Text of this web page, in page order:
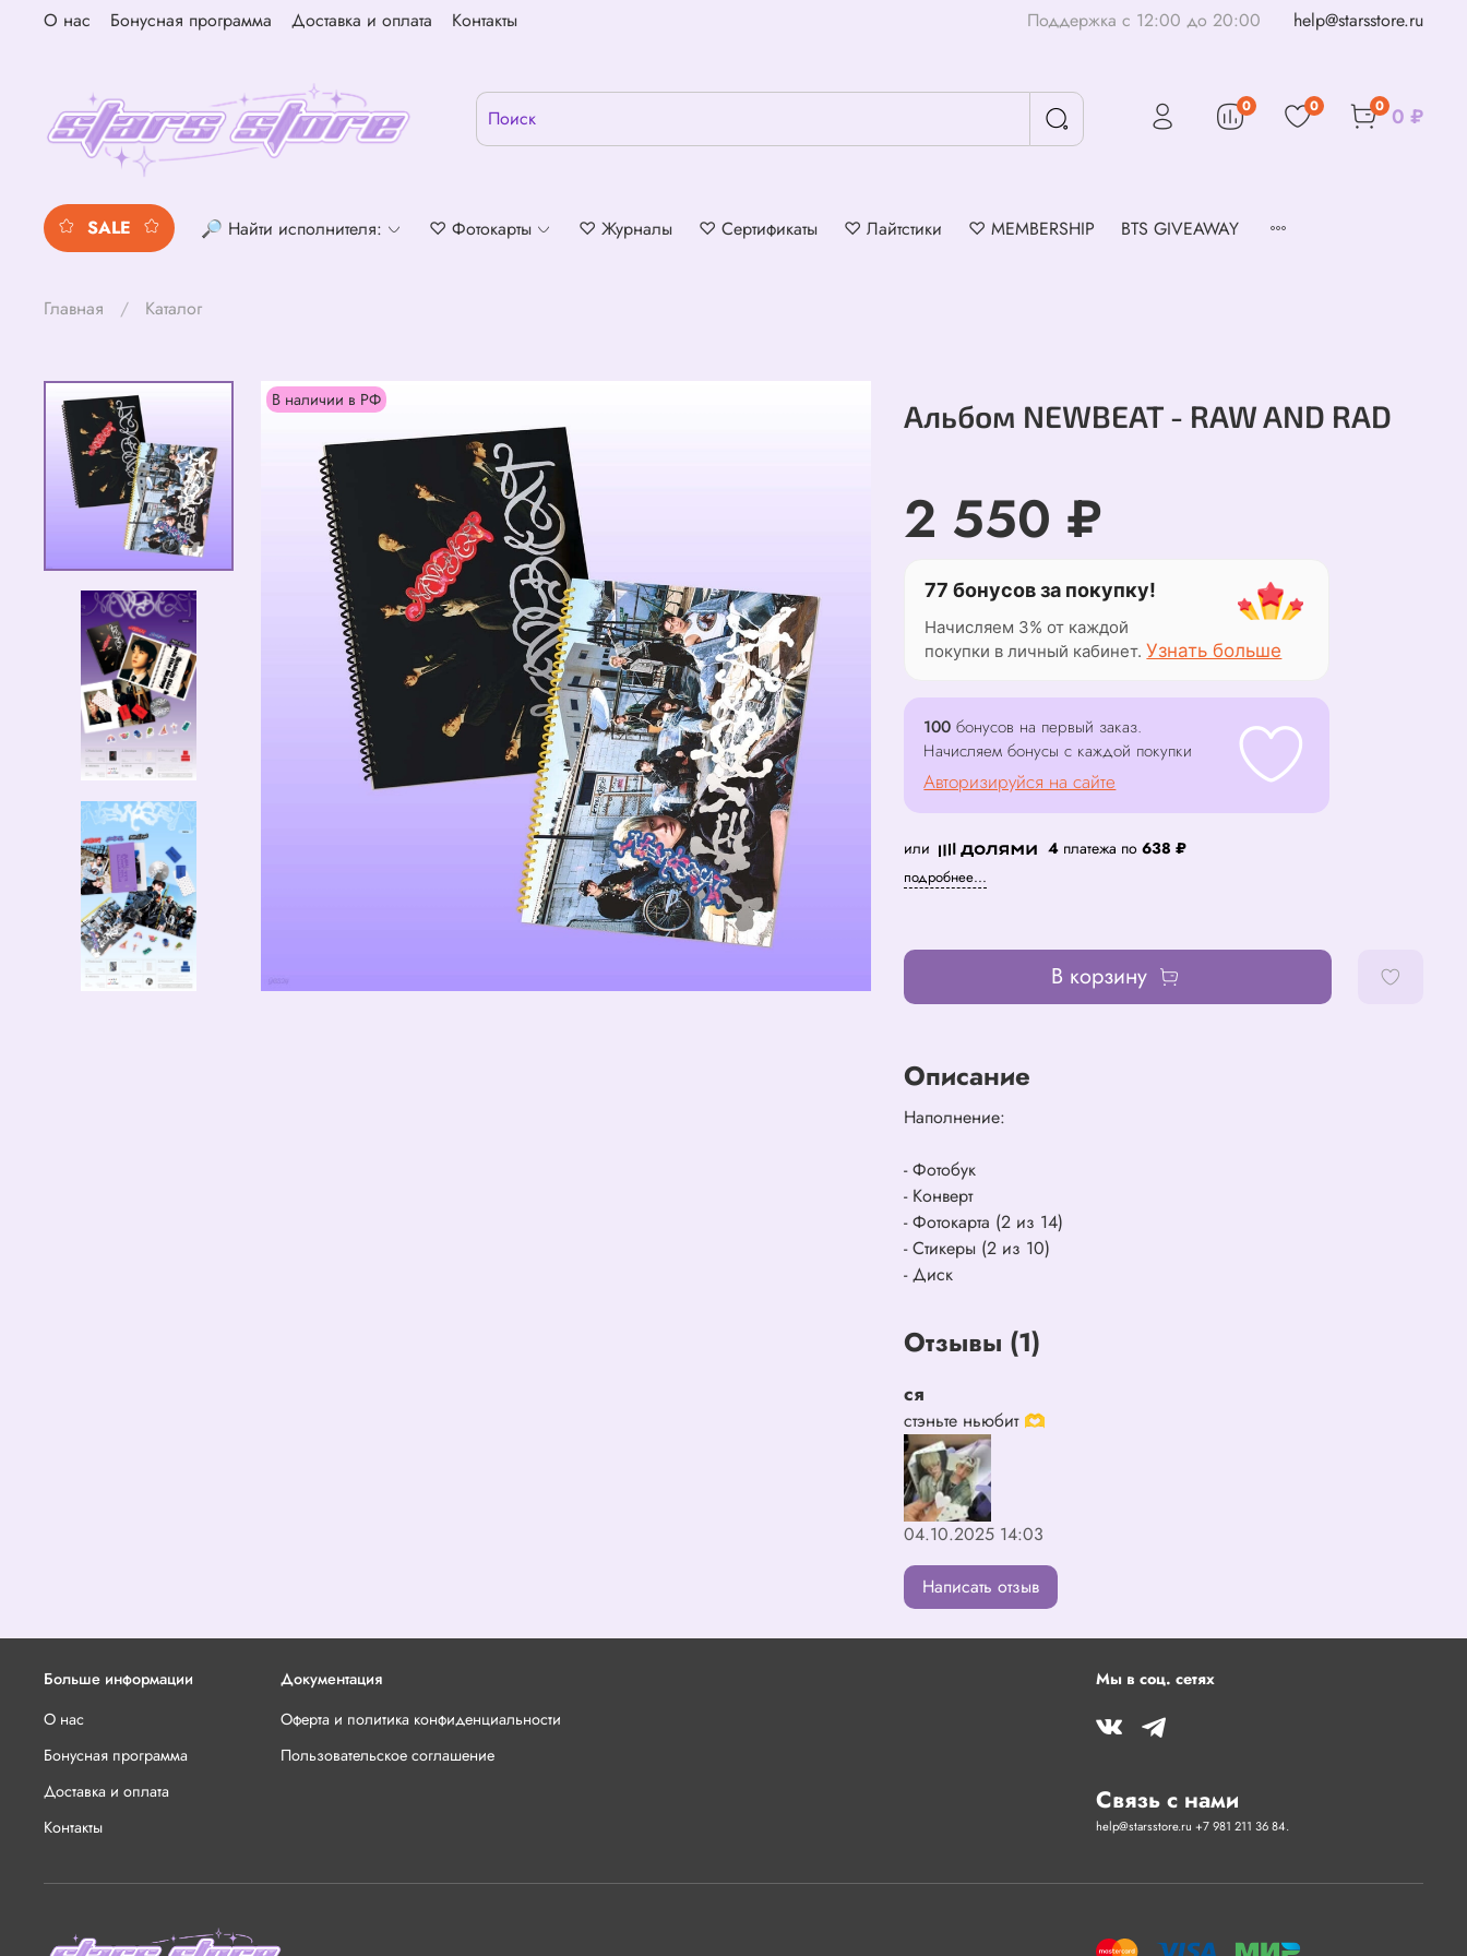
О нас Бонусная программа Доставка и оплата Контакты Поддержка с 12:00 до 20:00 help@starsstore.ru
0 0 0 0 ₽
SALE 🔎 Найти исполнителя: ♡ Фотокарты ♡ Журналы ♡ Сертификаты ♡ Лайтстики ♡ MEMBERSHIP BTS GIVEAWAY
Главная Каталог
В наличии в РФ Альбом NEWBEAT - RAW AND RAD
2 550 ₽
77 бонусов за покупку!
Начисляем 3% от каждой
покупки в личный кабинет.Узнать больше
100 бонусов на первый заказ.
Начисляем бонусы с каждой покупки
Авторизируйся на сайте
или 4 платежа по638 ₽
подробнее...
В корзину
Описание
Наполнение:
- Фотобук
- Конверт
- Фотокарта (2 из 14)
- Стикеры (2 из 10)
- Диск
Отзывы (1)
ся
стэньте ньюбит 🫶
04.10.2025 14:03
Написать отзыв
Больше информации
О нас
Бонусная программа
Доставка и оплата
Контакты
Документация
Оферта и политика конфиденциальности
Пользовательское соглашение
Мы в соц. сетях
Связь с нами
help@starsstore.ru +7 981 211 36 84.